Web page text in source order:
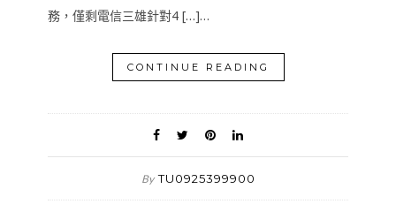
務，僅剩電信三雄針對4 […]…
CONTINUE READING
By TU0925399900